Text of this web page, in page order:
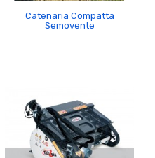
Catenaria Compatta
Semovente